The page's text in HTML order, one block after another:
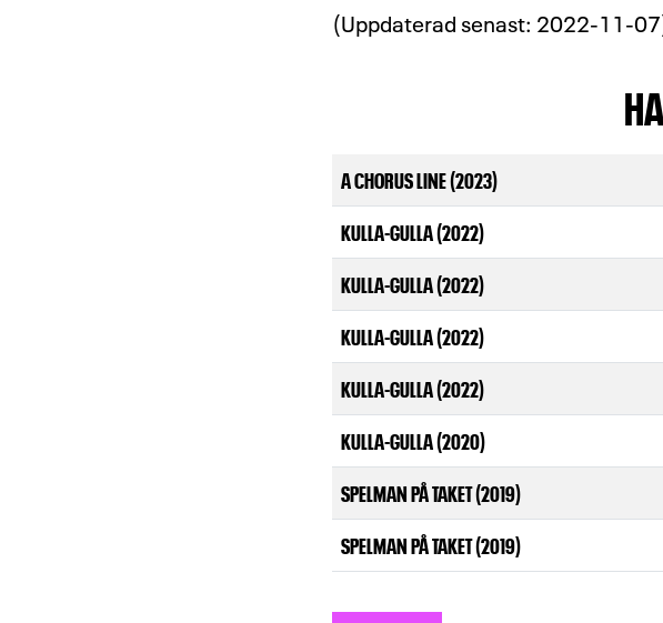
(Uppdaterad senast: 2022-11-
A CHORUS LINE (2023)
KULLA-GULLA (2022)
KULLA-GULLA (2022)
KULLA-GULLA (2022)
KULLA-GULLA (2022)
KULLA-GULLA (2020)
SPELMAN PÅ TAKET (2019)
SPELMAN PÅ TAKET (2019)